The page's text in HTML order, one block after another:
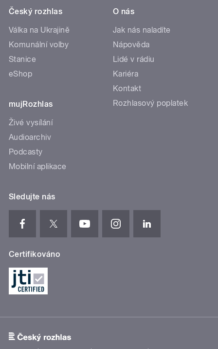
Český rozhlas
Válka na Ukrajině
Komunální volby
Stanice
eShop
mujRozhlas
Živé vysílání
Audioarchiv
Podcasty
Mobilní aplikace
O nás
Jak nás naladíte
Nápověda
Lidé v rádiu
Kariéra
Kontakt
Rozhlasový poplatek
Sledujte nás
Certifikováno